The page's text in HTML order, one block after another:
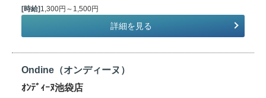
[時給]1,300円～1,500円
詳細を見る
Ondine（オンディーヌ）
ｵﾝﾃﾞｨｰﾇ池袋店